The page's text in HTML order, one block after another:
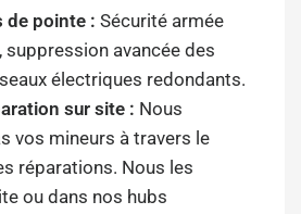
de pointe : Sécurité armée
avancée des
électriques redondants.
sur site : Nous
vos mineurs à travers le
réparations. Nous les
ou dans nos hubs